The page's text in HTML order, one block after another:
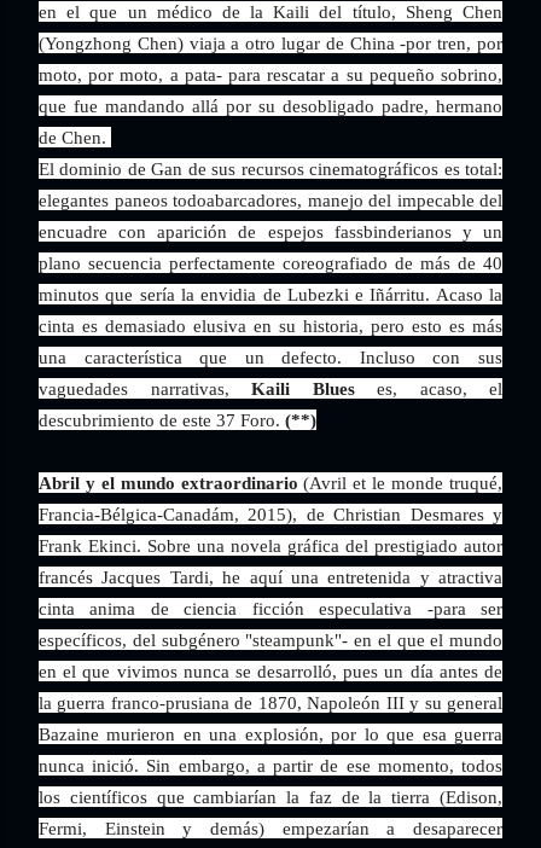
en el que un médico de la Kaili del título, Sheng Chen
(Yongzhong Chen) viaja a otro lugar de China -por tren, por
moto, por moto, a pata- para rescatar a su pequeño sobrino,
que fue mandando allá por su desobligado padre, hermano
de Chen.
El dominio de Gan de sus recursos cinematográficos es total:
elegantes paneos todoabarcadores, manejo del impecable del
encuadre con aparición de espejos fassbinderianos y un
plano secuencia perfectamente coreografiado de más de 40
minutos que sería la envidia de Lubezki e Iñárritu. Acaso la
cinta es demasiado elusiva en su historia, pero esto es más
una característica que un defecto. Incluso con sus
vaguedades narrativas, Kaili Blueses, acaso, el
descubrimiento de este 37 Foro. (**)
Abril y el mundo extraordinario(Avril et le monde truqué,
Francia-Bélgica-Canadám, 2015), de Christian Desmares y
Frank Ekinci. Sobre una novela gráfica del prestigiado autor
francés Jacques Tardi, he aquí una entretenida y atractiva
cinta anima de ciencia ficción especulativa -para ser
específicos, del subgénero "steampunk"- en el que el mundo
en el que vivimos nunca se desarrolló, pues un día antes de
la guerra franco-prusiana de 1870, Napoleón III y su general
Bazaine murieron en una explosión, por lo que esa guerra
nunca inició. Sin embargo, a partir de ese momento, todos
los científicos que cambiarían la faz de la tierra (Edison,
Fermi, Einstein y demás) empezarían a desaparecer